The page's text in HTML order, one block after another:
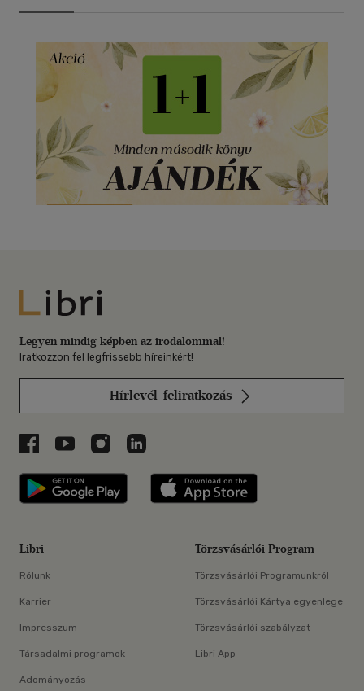
Libri
Legyen mindig képben az irodalommal!
Iratkozzon fel legfrissebb híreinkért!
Hírlevél-feliratkozás
Libri a Facebookon
Libri a Youtube-on
Libri az Instagramon
Libri a LinkedInen
Libri applikáció Szerezd meg: Google
Libri
Rólunk
Karrier
Impresszum
Társadalmi programok
Adományozás
Törzsvásárlói Program
Törzsvásárlói Programunkról
Törzsvásárlói Kártya egyenlege
Törzsvásárlói szabályzat
Libri App